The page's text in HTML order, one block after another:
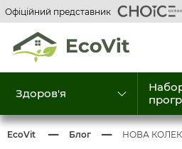
Офіційний представник
Здоров'я
EcoVit Блог НОВА